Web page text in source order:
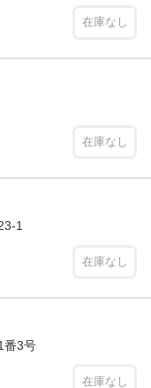
在庫なし
在庫なし
1
在庫なし
番3号
在庫なし